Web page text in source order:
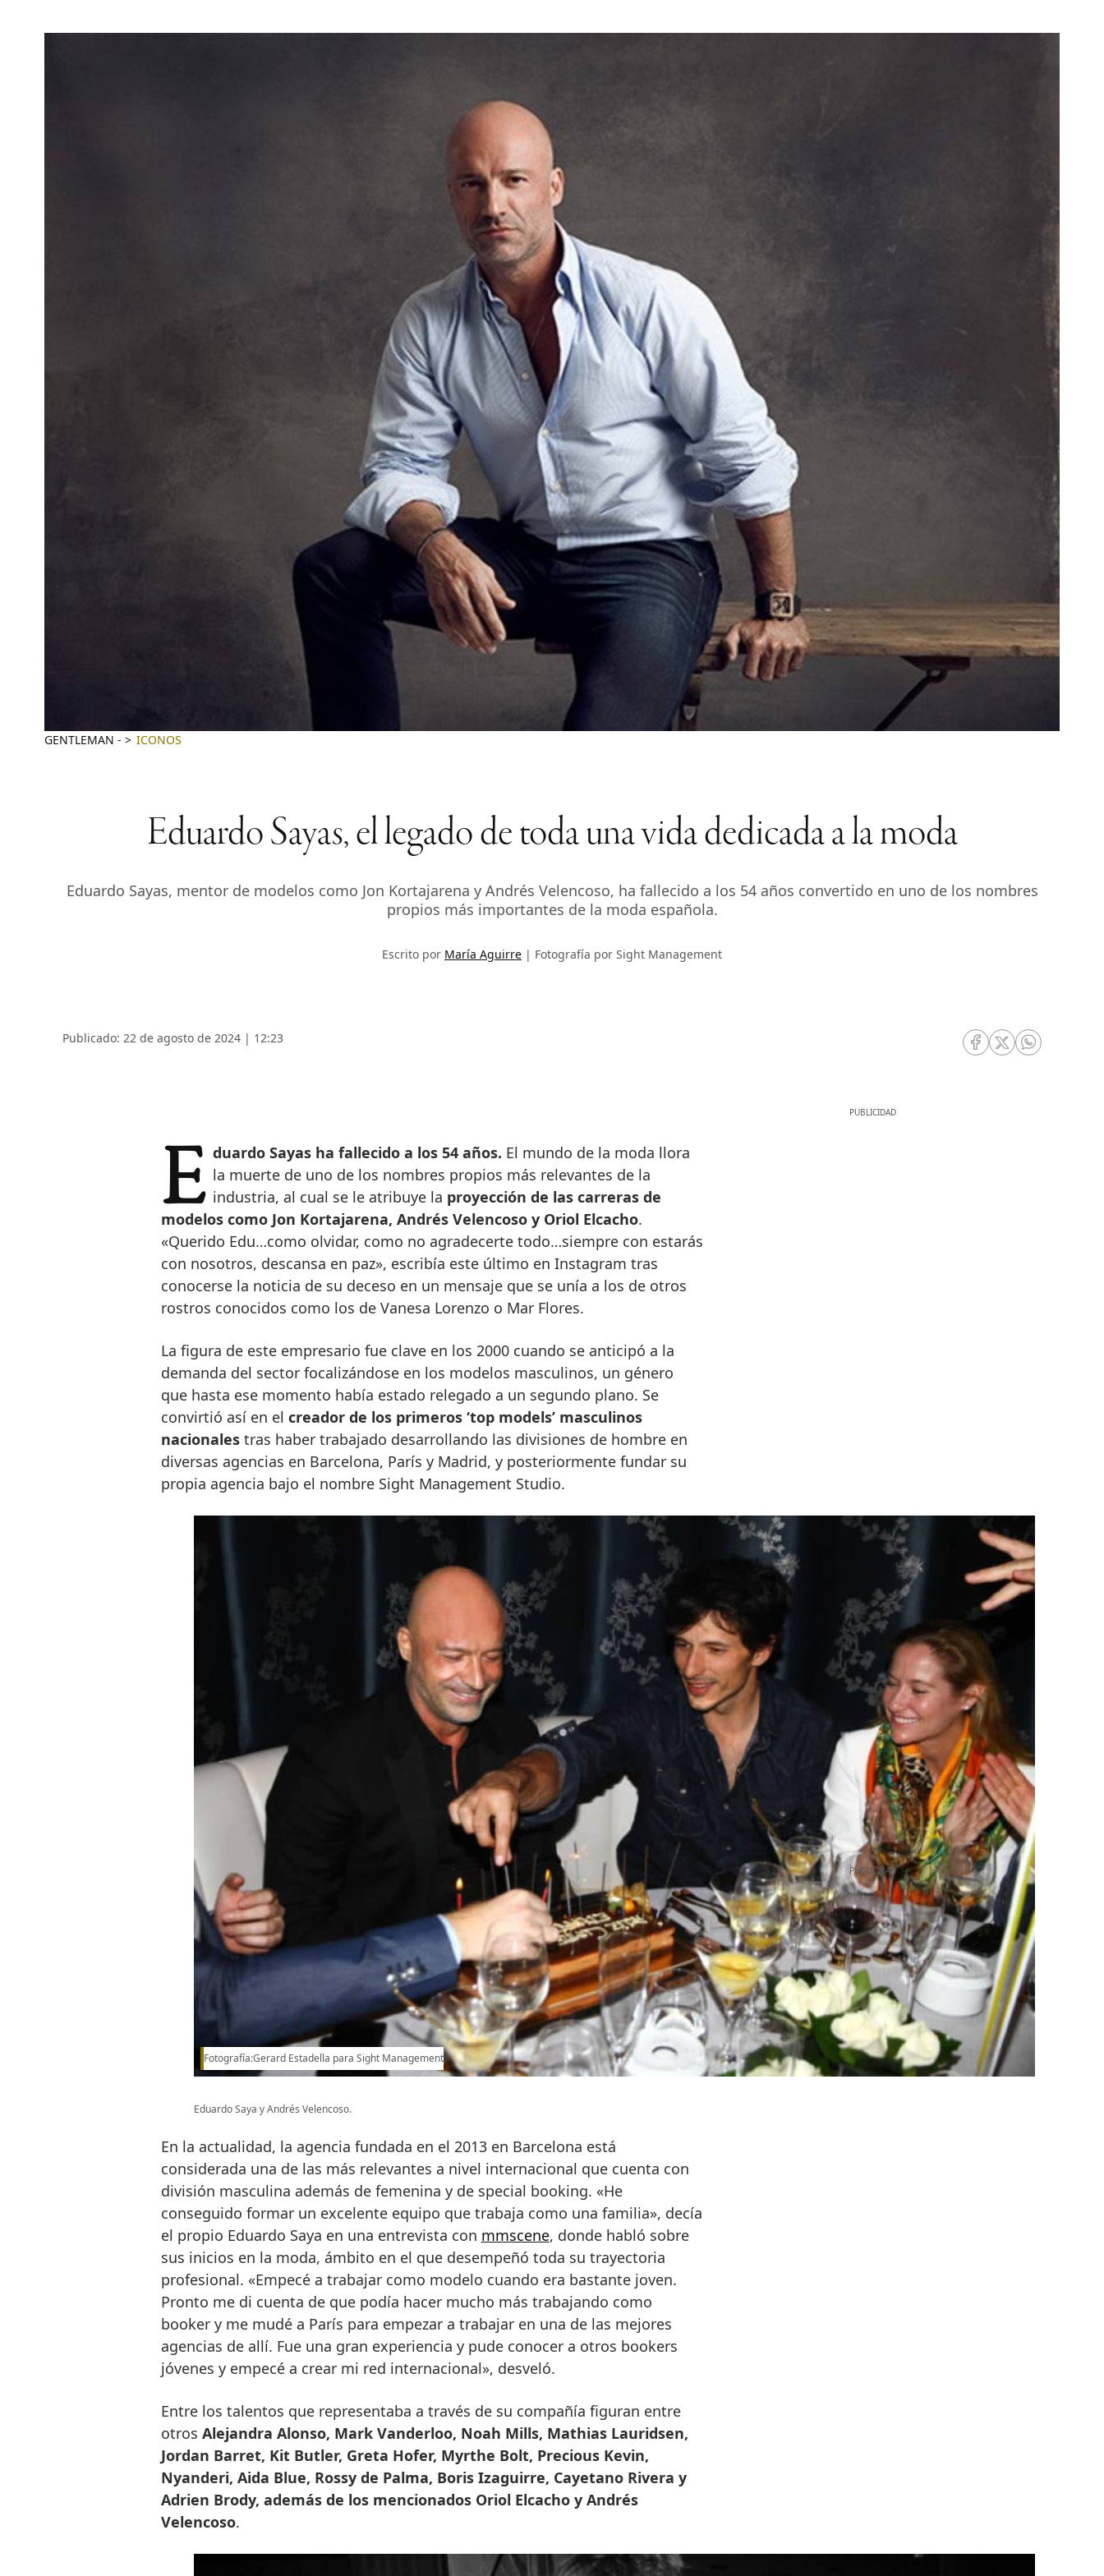
GENTLEMAN - ICONOS
Eduardo Sayas, el legado de toda una vida dedicada a la moda
Eduardo Sayas, mentor de modelos como Jon Kortajarena y Andrés Velencoso, ha fallecido a los 54 años convertido en uno de los nombres
propios más importantes de la moda española.
Escrito por María Aguirre Fotografía por Sight Management
Publicado: 22 de agosto de 2024 | 12:23
RRSS Facebook
RRSS Twitter
RRSS
Eduardo Sayas ha fallecido a los 54 años. El mundo de la moda llora
la muerte de uno de los nombres propios más relevantes de la
industria, al cual se le atribuye la proyección de las carreras de
modelos como Jon Kortajarena, Andrés Velencoso y Oriol Elcacho.
«Querido Edu…como olvidar, como no agradecerte todo…siempre con estarás
con nosotros, descansa en paz», escribía este último en Instagram tras
conocerse la noticia de su deceso en un mensaje que se unía a los de otros
rostros conocidos como los de Vanesa Lorenzo o Mar Flores.
La figura de este empresario fue clave en los 2000 cuando se anticipó a la
demanda del sector focalizándose en los modelos masculinos, un género
que hasta ese momento había estado relegado a un segundo plano. Se
convirtió así en el creador de los primeros ‘top models’ masculinos
nacionalestras haber trabajado desarrollando las divisiones de hombre en
diversas agencias en Barcelona, París y Madrid, y posteriormente fundar su
propia agencia bajo el nombre Sight Management Studio.
Fotografía:Gerard Estadella para Sight Management
Eduardo Saya y Andrés Velencoso.
En la actualidad, la agencia fundada en el 2013 en Barcelona está
considerada una de las más relevantes a nivel internacional que cuenta con
división masculina además de femenina y de special booking. «He
conseguido formar un excelente equipo que trabaja como una familia», decía
el propio Eduardo Saya en una entrevista con mmscene, donde habló sobre
sus inicios en la moda, ámbito en el que desempeñó toda su trayectoria
profesional. «Empecé a trabajar como modelo cuando era bastante joven.
Pronto me di cuenta de que podía hacer mucho más trabajando como
booker y me mudé a París para empezar a trabajar en una de las mejores
agencias de allí. Fue una gran experiencia y pude conocer a otros bookers
jóvenes y empecé a crear mi red internacional», desveló.
Entre los talentos que representaba a través de su compañía figuran entre
otros Alejandra Alonso, Mark Vanderloo, Noah Mills, Mathias Lauridsen,
Jordan Barret, Kit Butler, Greta Hofer, Myrthe Bolt, Precious Kevin,
Nyanderi, Aida Blue, Rossy de Palma, Boris Izaguirre, Cayetano Rivera y
Adrien Brody, además de los mencionados Oriol Elcacho y Andrés
Velencoso.